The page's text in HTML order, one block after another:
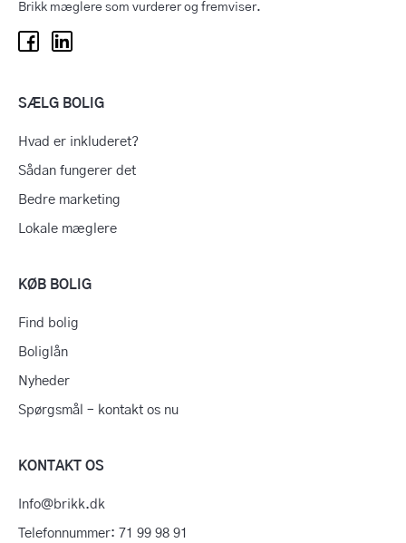
Brikk mæglere som vurderer og fremviser.
SÆLG BOLIG
Hvad er inkluderet?
Sådan fungerer det
Bedre marketing
Lokale mæglere
KØB BOLIG
Find bolig
Boliglån
Nyheder
Spørgsmål – kontakt os nu
KONTAKT OS
Info@brikk.dk
Telefonnummer: 71 99 98 91